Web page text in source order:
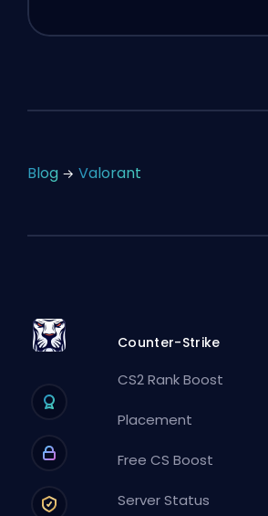
Blog Valorant
Counter-Strike
CS2 Rank Boost
Placement
Free CS Boost
Server Status